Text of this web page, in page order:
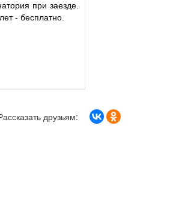
при заезде.
- бесплатно.
друзьям: